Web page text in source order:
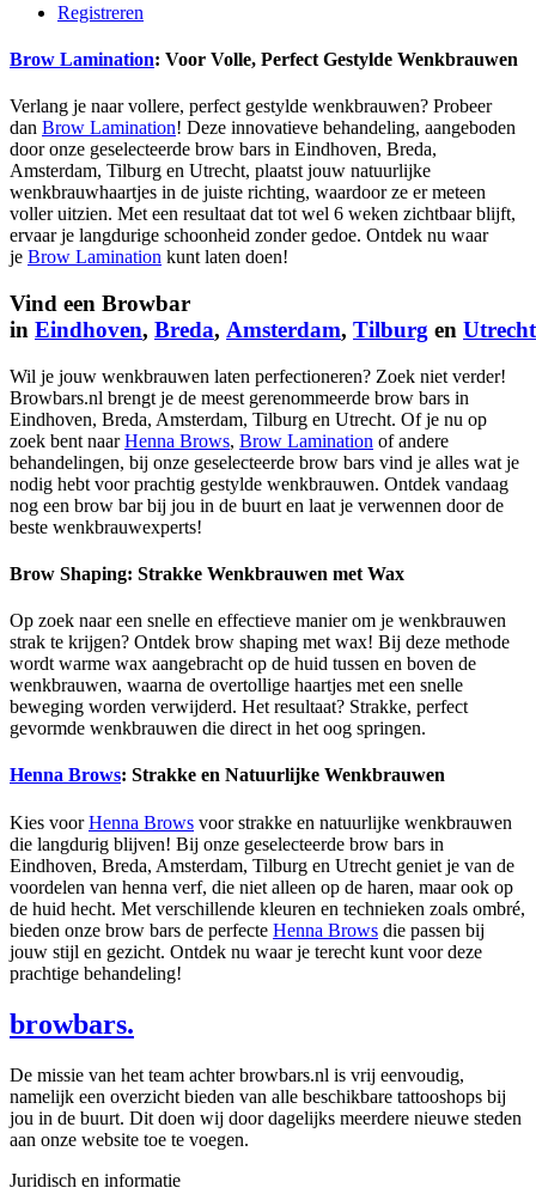
Registreren
Brow Lamination: Voor Volle, Perfect Gestylde Wenkbrauwen
Verlang je naar vollere, perfect gestylde wenkbrauwen? Probeer
dan Brow Lamination! Deze innovatieve behandeling, aangeboden
door onze geselecteerde brow bars in Eindhoven, Breda,
Amsterdam, Tilburg en Utrecht, plaatst jouw natuurlijke
wenkbrauwhaartjes in de juiste richting, waardoor ze er meteen
voller uitzien. Met een resultaat dat tot wel 6 weken zichtbaar blijft,
ervaar je langdurige schoonheid zonder gedoe. Ontdek nu waar
je Brow Lamination kunt laten doen!
Vind een Browbar
in Eindhoven, Breda, Amsterdam, Tilburg en Utrecht
Wil je jouw wenkbrauwen laten perfectioneren? Zoek niet verder!
Browbars.nl brengt je de meest gerenommeerde brow bars in
Eindhoven, Breda, Amsterdam, Tilburg en Utrecht. Of je nu op
zoek bent naarHenna Brows, Brow Lamination of andere
behandelingen, bij onze geselecteerde brow bars vind je alles wat je
nodig hebt voor prachtig gestylde wenkbrauwen. Ontdek vandaag
nog een brow bar bij jou in de buurt en laat je verwennen door de
beste wenkbrauwexperts!
Brow Shaping: Strakke Wenkbrauwen met Wax
Op zoek naar een snelle en effectieve manier om je wenkbrauwen
strak te krijgen? Ontdek brow shaping met wax! Bij deze methode
wordt warme wax aangebracht op de huid tussen en boven de
wenkbrauwen, waarna de overtollige haartjes met een snelle
beweging worden verwijderd. Het resultaat? Strakke, perfect
gevormde wenkbrauwen die direct in het oog springen.
Henna Brows: Strakke en Natuurlijke Wenkbrauwen
Kies voorHenna Brows voor strakke en natuurlijke wenkbrauwen
die langdurig blijven! Bij onze geselecteerde brow bars in
Eindhoven, Breda, Amsterdam, Tilburg en Utrecht geniet je van de
voordelen van henna verf, die niet alleen op de haren, maar ook op
de huid hecht. Met verschillende kleuren en technieken zoals ombré,
bieden onze brow bars de perfecte Henna Brows die passen bij
jouw stijl en gezicht. Ontdek nu waar je terecht kunt voor deze
prachtige behandeling!
browbars.
De missie van het team achter browbars.nl is vrij eenvoudig,
namelijk een overzicht bieden van alle beschikbare tattooshops bij
jou in de buurt. Dit doen wij door dagelijks meerdere nieuwe steden
aan onze website toe te voegen.
Juridisch en informatie